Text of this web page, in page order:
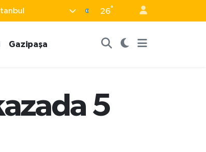
26°
Gazipaşa
5